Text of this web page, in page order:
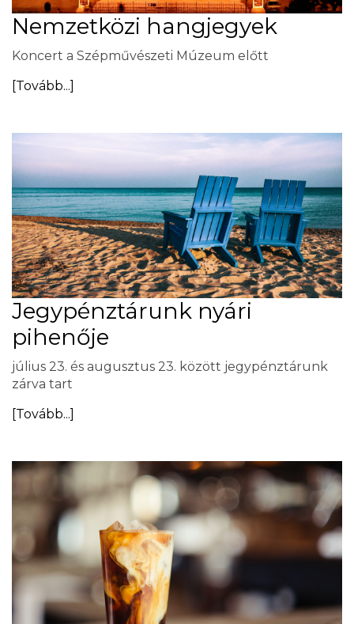
Nemzetközi hangjegyek
Koncert a Szépművészeti Múzeum előtt
[Tovább...]
Jegypénztárunk nyári
pihenője
július 23. és augusztus 23. között jegypénztárunk
zárva tart
[Tovább...]